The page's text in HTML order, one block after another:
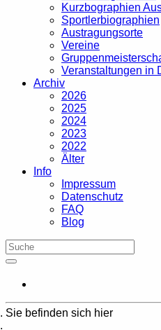
Kurzbographien
Sportlerbiographien
Austragungsorte
Vereine
Veranstaltungen in
Archiv
2026
2025
2024
2023
2022
Älter
Info
Impressum
Datenschutz
FAQ
Blog
Sie befinden sich hier